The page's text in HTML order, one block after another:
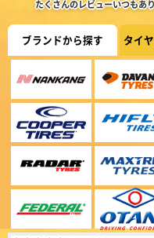
ジーテ
ドバイ発
からトラッ
ヶ国以上
総合評価：959件
レーダ
シンガポ
世界初の環
得したタ
総合評価：834件
たくさんのレビューいつもあ
ブランドから探す タイ
BRIDGESTONE BLIZZAK
早くて良かった。
スーさ
MINERVA ALL SEASON
以前から、オートウエイのタイ
の走行では、国産タイヤと 遜
りません コストパフォーマ
乗り換えた、中古車もオート
(5.00点)
MAXTREK MAXIMUS M1
綺麗なタイヤでした、また御